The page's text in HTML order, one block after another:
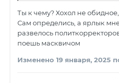
Ты к чему? Хохол не
Сам определись, а ярлык
развелось
поешь масквичом
Изменено 19 января, 2025